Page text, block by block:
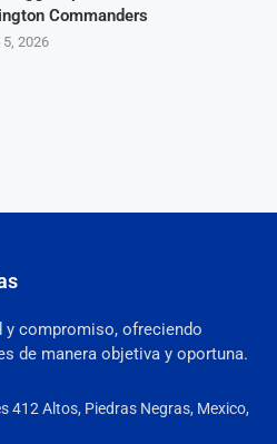
Commanders
2026
compromiso, ofreciendo
de manera objetiva y oportuna.
412 Altos, Piedras Negras, Mexico,